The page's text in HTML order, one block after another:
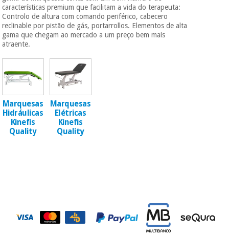
Novidades
Fisaude
Medicina
tradicional
chinesa
Mobiliário
clínico
Gabinetes
terapêuticos
Material de
Kinefis
Novidades
Ofertas
Outlet
Material
médico
sanitário
Medicina
tradicional
chinesa
Mobiliário
Material de
características premium que facilitam a vida do terapeuta:
Controlo de altura com comando periférico, cabecero
reclinable por pistão de gás, portarrollos. Elementos de alta
gama que chegam ao mercado a um preço bem mais
atraente.
Marquesas
Hidráulicas
Kinefis
Quality
Marquesas
Elétricas
Kinefis
Quality